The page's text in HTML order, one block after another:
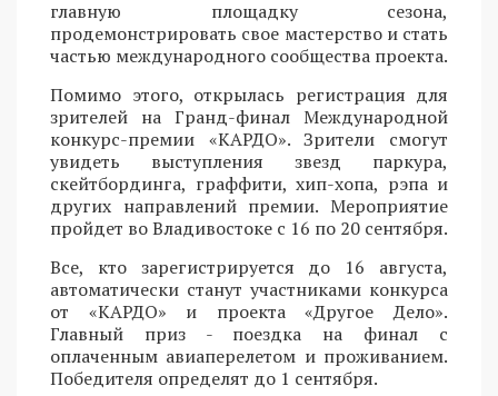
главную площадку сезона,
продемонстрировать свое мастерство и стать
частью международного сообщества проекта.
Помимо этого, открылась регистрация для
зрителей на Гранд-финал Международной
конкурс-премии «КАРДО». Зрители смогут
увидеть выступления звезд паркура,
скейтбординга, граффити, хип-хопа, рэпа и
других направлений премии. Мероприятие
пройдет во Владивостоке с 16 по 20 сентября.
Все, кто зарегистрируется до 16 августа,
автоматически станут участниками конкурса
от «КАРДО» и проекта «Другое Дело».
Главный приз - поездка на финал с
оплаченным авиаперелетом и проживанием.
Победителя определят до 1 сентября.